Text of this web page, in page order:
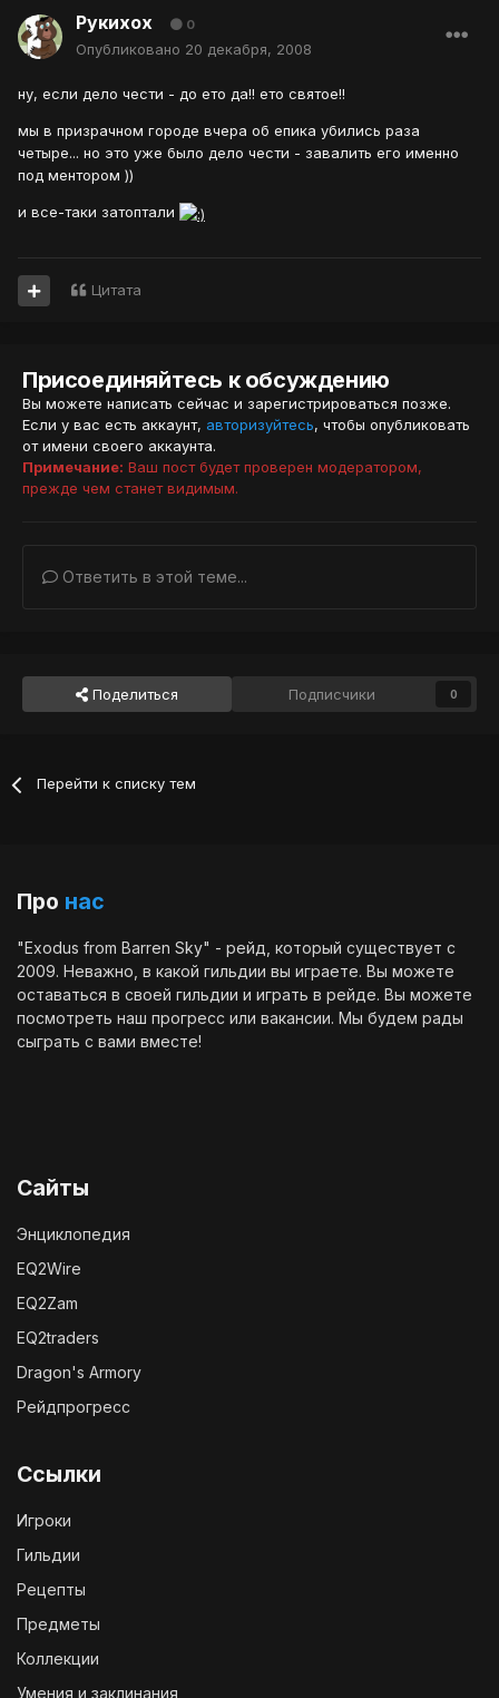
Рукихох 0
Опубликовано 20 декабря, 2008
ну, если дело чести - до ето да!! ето святое!!
мы в призрачном городе вчера об епика убились раза
четыре... но это уже было дело чести - завалить его именно
под ментором ))
и все-таки затоптали
Цитата
Присоединяйтесь к обсуждению
Вы можете написать сейчас и зарегистрироваться позже.
Если у вас есть аккаунт, авторизуйтесь, чтобы опубликовать
от имени своего аккаунта.
Примечание: Ваш пост будет проверен модератором,
прежде чем станет видимым.
Ответить в этой теме...
Поделиться Подписчики 0
Перейти к списку тем
Про нас
"Exodus from Barren Sky" - рейд, который существует с
2009. Неважно, в какой гильдии вы играете. Вы можете
оставаться в своей гильдии и играть в рейде. Вы можете
посмотреть наш прогресс или вакансии. Мы будем рады
сыграть с вами вместе!
Сайты
Энциклопедия
EQ2Wire
EQ2Zam
EQ2traders
Dragon's Armory
Рейдпрогресс
Ссылки
Игроки
Гильдии
Рецепты
Предметы
Коллекции
Умения и заклинания